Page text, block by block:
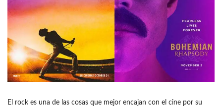
El rock es una de las cosas que mejor encajan con el cine por su